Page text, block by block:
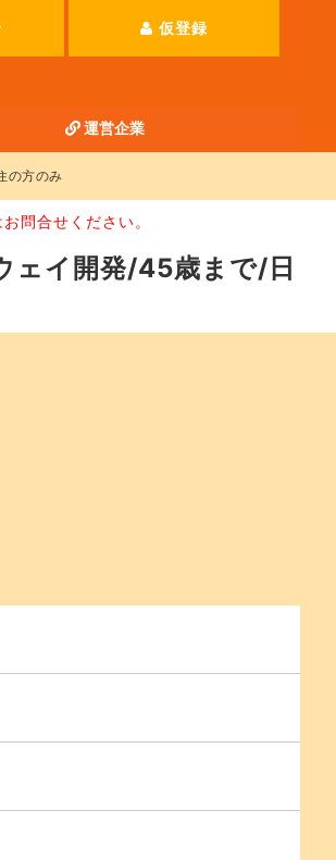
仮登録
運営企業
の方のみ
問合せください。
イ開発/45歳まで/日